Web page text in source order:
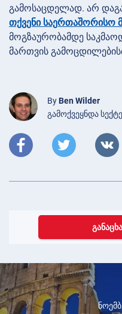
გამოსაცდელად. არ
თქვენი საერთაშორისო
მოგზაურობამდე
მართვის
By Ben Wilder
გამოქვეყნდა